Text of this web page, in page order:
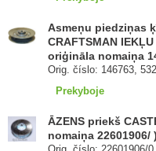
Asmeņu piedziņas
CRAFTSMAN
oriģināla nomaiņa
Orig. číslo: 146763,
Prekyboje
ĀZENS priekš
nomaiņa 22601906/ )